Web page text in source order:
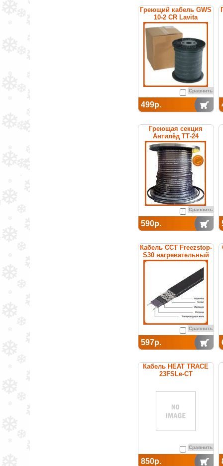
Греющий кабель GWS
10-2 CR Lavita
Сравнить
499р.
Греющая секция
Антилёд ТТ-24
саморегулируемая
Сравнить
590р.
Кабель ССТ Freezstop-
S30 нагревательный
саморегулирующийся
Сравнить
597р.
Кабель HEAT TRACE
23FSLe-CT
Сравнить
850р.